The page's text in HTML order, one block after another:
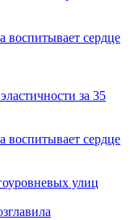
воспитывает сердце
за 35
воспитывает сердце
улиц